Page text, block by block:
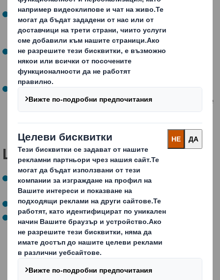
До 2025 г. ще оптимизираме вложените влакна на
100% от новите решения за опаковки за отделните
вериги на доставки
До 2025 г. ще помогнем на нашите клиенти да
премахнат 1 млрд. бр. проблемни пластмасови
опаковъчни елементи от магазинната мрежа
До 2025 г. ще тестваме до 5 пилотни проекта за
повторна употреба и ще продължим да произвеждаме
100% рециклируеми опаковки или опаковки за
многократна употреба
Целите ни в БЪДЕЩЕ:
До 2030 г.целта ни е да оптимизираме всяко едно
влакно във всяка верига на доставки
До 2030 г. да не изхвърляме никакви отпадъци
До 2030 г. целта ни е всички произвеждани от нас
опаковки да бъдат рециклирани или повторно
използвани
Как постигаме